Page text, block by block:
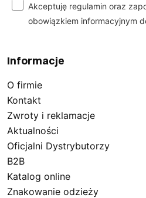
Akceptuję regulamin oraz
obowiązkiem informacyjnym
Informacje
O firmie
Kontakt
Zwroty i reklamacje
Aktualności
Oficjalni Dystrybutorzy
B2B
Katalog online
Znakowanie odzieży